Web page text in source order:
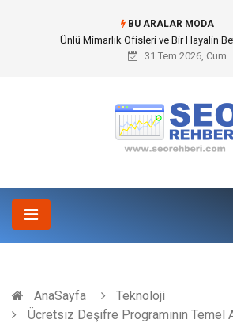
BU ARALAR MODA
Doğalgazlı Şömine Kültürü ve Modern İç
31 Tem 2026, Cum
AnaSayfa
Teknoloji
Ücretsiz Deşifre Programının Temel